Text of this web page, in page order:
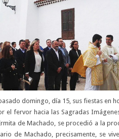
domingo, día 15, sus fiestas en
el fervor hacia las Sagradas
de Machado, se procedió a la
de Machado, precisamente, se